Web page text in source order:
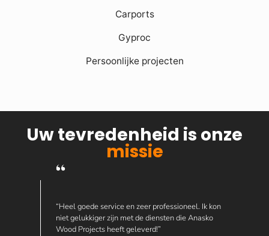
Carports
Gyproc
Persoonlijke projecten
Uw tevredenheid is onze
missie
“Heel goede service en zeer professioneel. Ik kon
niet gelukkiger zijn met de diensten die Anasko
Wood Projects heeft geleverd!”